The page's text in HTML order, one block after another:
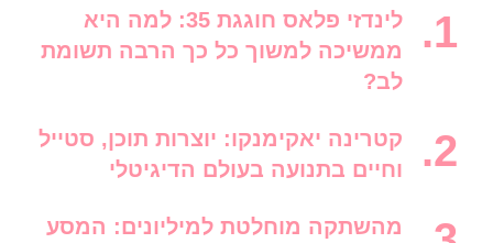
לינדזי פלאס חוגגת 35: למה היא
ממשיכה למשוך כל כך הרבה תשומת
לב?
קטרינה יאקימנקו: יוצרות תוכן, סטייל
וחיים בתנועה בעולם הדיגיטלי
מהשתקה מוחלטת למיליונים: המסע